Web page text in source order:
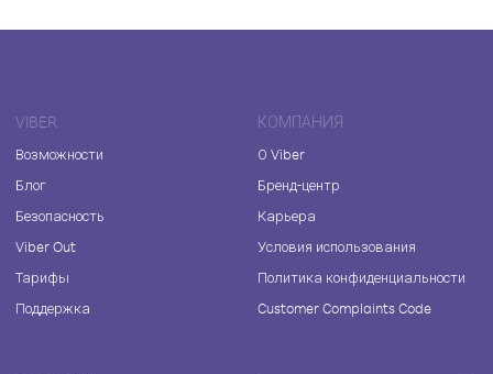
VIBER
Возможности
Блог
Безопасность
Viber Out
Тарифы
Поддержка
КОМПАНИЯ
О Viber
Бренд-центр
Карьера
Условия использования
Политика конфиденциальности
Customer Complaints Code